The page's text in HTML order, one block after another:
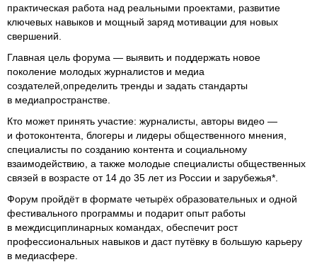
практическая работа над реальными проектами, развитие
ключевых навыков и мощный заряд мотивации для новых
свершений.
Главная цель форума — выявить и поддержать новое
поколение молодых журналистов и медиа
создателей,определить тренды и задать стандарты
в медиапространстве.
Кто может принять участие: журналисты, авторы видео —
и фотоконтента, блогеры и лидеры общественного мнения,
специалисты по созданию контента и социальному
взаимодействию, а также молодые специалисты общественных
связей в возрасте от 14 до 35 лет из России и зарубежья*.
Форум пройдёт в формате четырёх образовательных и одной
фестивального программы и подарит опыт работы
в междисциплинарных командах, обеспечит рост
профессиональных навыков и даст путёвку в большую карьеру
в медиасфере.